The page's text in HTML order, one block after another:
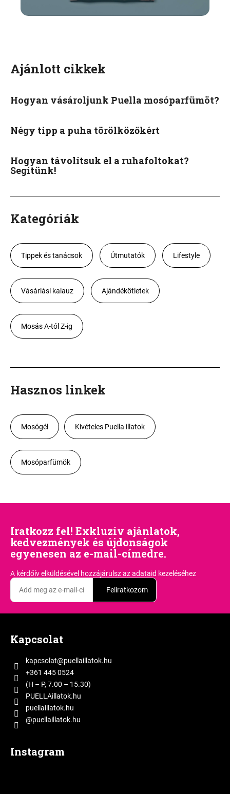
Ajánlott cikkek
Hogyan vásároljunk Puella mosóparfümöt?
Négy tipp a puha törölközőkért
Hogyan távolítsuk el a ruhafoltokat?
Segítünk!
Kategóriák
Tippek és tanácsok Útmutatók Lifestyle
Vásárlási kalauz Ajándékötletek
Mosás A-tól Z-ig
Hasznos linkek
Mosógél Kivételes Puella illatok
Mosóparfümök
Iratkozz fel! Exkluzív ajánlatok,
kedvezmények és újdonságok
egyenesen az e-mail-címedre.
A kérdőív elküldésével hozzájárulszaz adataid kezeléséhez
Feliratkozom
Kapcsolat
kapcsolat@puellaillatok.hu
+361 445 0524
(H – P, 7.00 – 15.30)
PUELLAillatok.hu
puellaillatok.hu
@puellaillatok.hu
Instagram